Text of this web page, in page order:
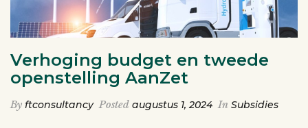
Verhoging budget en tweede
openstelling AanZet
By ftconsultancy Posted augustus 1, 2024 In Subsidies